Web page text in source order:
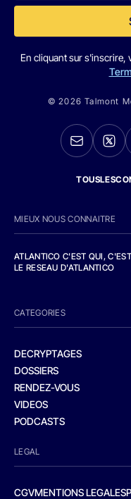
En cliquant sur s'inscrire,
© 2026 Talmont
MIEUX NOUS CONNAITRE
ATLANTICO C'EST QUI,
LE RESEAU D'ATLANTICO
CATEGORIES
DECRYPTAGES
DOSSIERS
RENDEZ-VOUS
VIDEOS
PODCASTS
LEGAL
CGVMENTIONS LEGALES